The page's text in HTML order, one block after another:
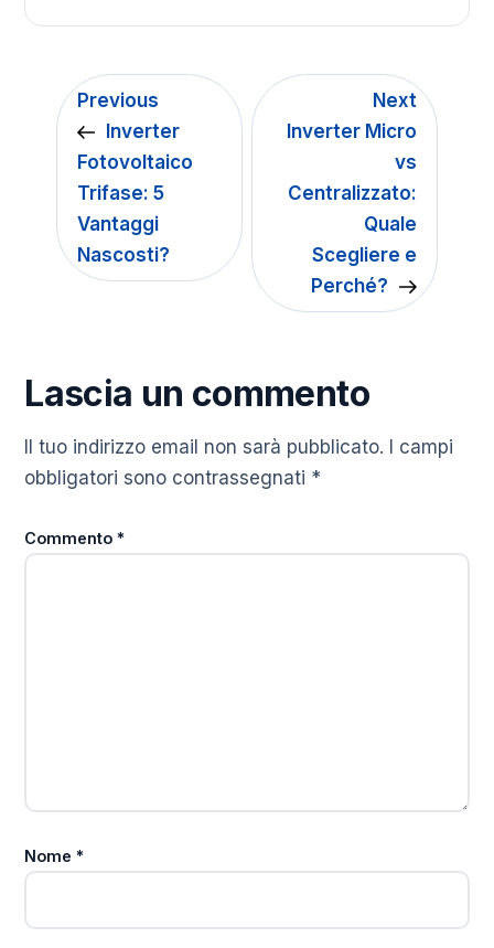
Previous
Inverter
Fotovoltaico
Trifase: 5
Vantaggi
Nascosti?
Next
Inverter Micro
vs
Centralizzato:
Quale
Scegliere e
Perché?
Lascia un commento
Il tuo indirizzo email non sarà pubblicato.
I campi
obbligatori sono contrassegnati *
Commento*
Nome*